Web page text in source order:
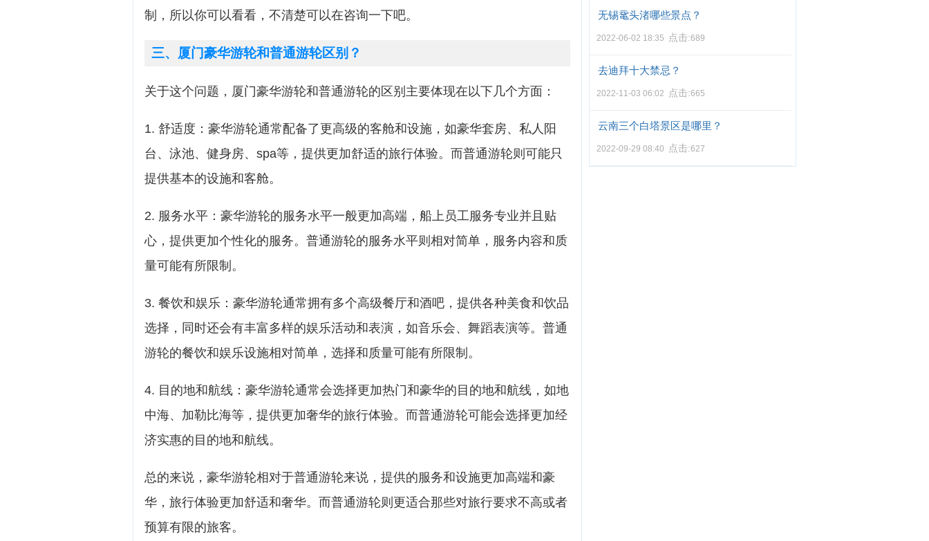
制，所以你可以看看，不清楚可以在咨询一下吧。
三、厦门豪华游轮和普通游轮区别？
关于这个问题，厦门豪华游轮和普通游轮的区别主要体现在以下几个方面：
1. 舒适度：豪华游轮通常配备了更高级的客舱和设施，如豪华套房、私人阳
台、泳池、健身房、spa等，提供更加舒适的旅行体验。而普通游轮则可能只
提供基本的设施和客舱。
2. 服务水平：豪华游轮的服务水平一般更加高端，船上员工服务专业并且贴
心，提供更加个性化的服务。普通游轮的服务水平则相对简单，服务内容和质
量可能有所限制。
3. 餐饮和娱乐：豪华游轮通常拥有多个高级餐厅和酒吧，提供各种美食和饮品
选择，同时还会有丰富多样的娱乐活动和表演，如音乐会、舞蹈表演等。普通
游轮的餐饮和娱乐设施相对简单，选择和质量可能有所限制。
4. 目的地和航线：豪华游轮通常会选择更加热门和豪华的目的地和航线，如地
中海、加勒比海等，提供更加奢华的旅行体验。而普通游轮可能会选择更加经
济实惠的目的地和航线。
总的来说，豪华游轮相对于普通游轮来说，提供的服务和设施更加高端和豪
华，旅行体验更加舒适和奢华。而普通游轮则更适合那些对旅行要求不高或者
预算有限的旅客。
无锡鼋头渚哪些景点？
2022-06-02 18:35 点击:689
去迪拜十大禁忌？
2022-11-03 06:02 点击:665
云南三个白塔景区是哪里？
2022-09-29 08:40 点击:627